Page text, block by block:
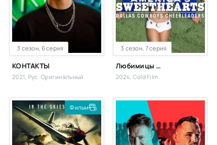
3 сезон, 6 серия
КОНТАКТЫ
2021, Рус. Оригинальный
3 сезон, 7 серия
Любимицы америки: Чирлидеры Dallas Cowboys
2024, Cold Film
Фильм